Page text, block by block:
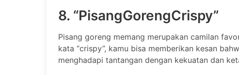
8. “PisangGorengCrispy”
Pisang goreng memang merupakan camilan
kata “crispy”, kamu bisa memberikan kesan
menghadapi tantangan dengan kekuatan dan